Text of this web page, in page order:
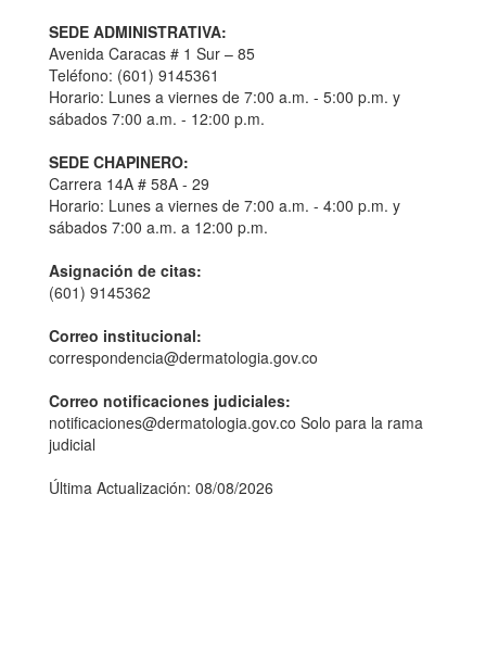
SEDE ADMINISTRATIVA:
Avenida Caracas # 1 Sur – 85
Teléfono: (601) 9145361
Horario: Lunes a viernes de 7:00 a.m. - 5:00 p.m. y
sábados 7:00 a.m. - 12:00 p.m.
SEDE CHAPINERO:
Carrera 14A # 58A - 29
Horario: Lunes a viernes de 7:00 a.m. - 4:00 p.m. y
sábados 7:00 a.m. a 12:00 p.m.
Asignación de citas:
(601) 9145362
Correo institucional:
correspondencia@dermatologia.gov.co
Correo notificaciones judiciales:
notificaciones@dermatologia.gov.co Solo para la rama
judicial
Última Actualización: 08/08/2026